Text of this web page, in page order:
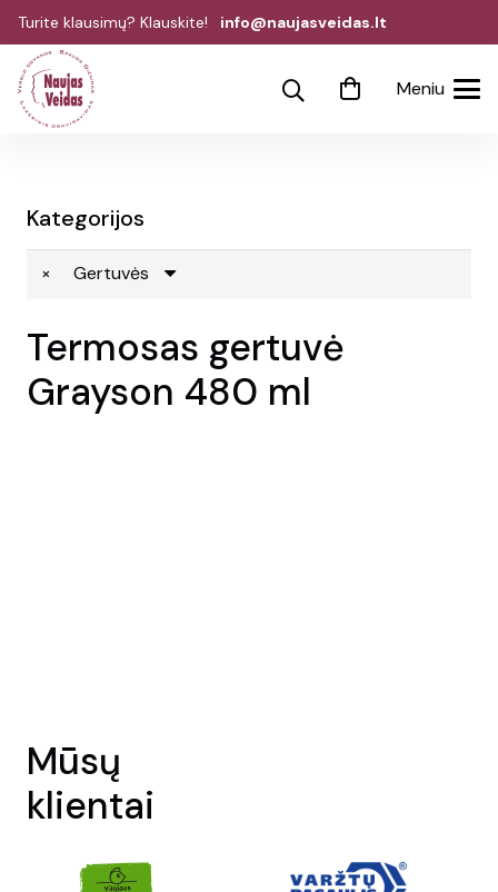
Turite klausimų? Klauskite! info@naujasveidas.lt
Meniu
Kategorijos
× Gertuvės
Termosas gertuvė
Grayson 480 ml
Mūsų
klientai